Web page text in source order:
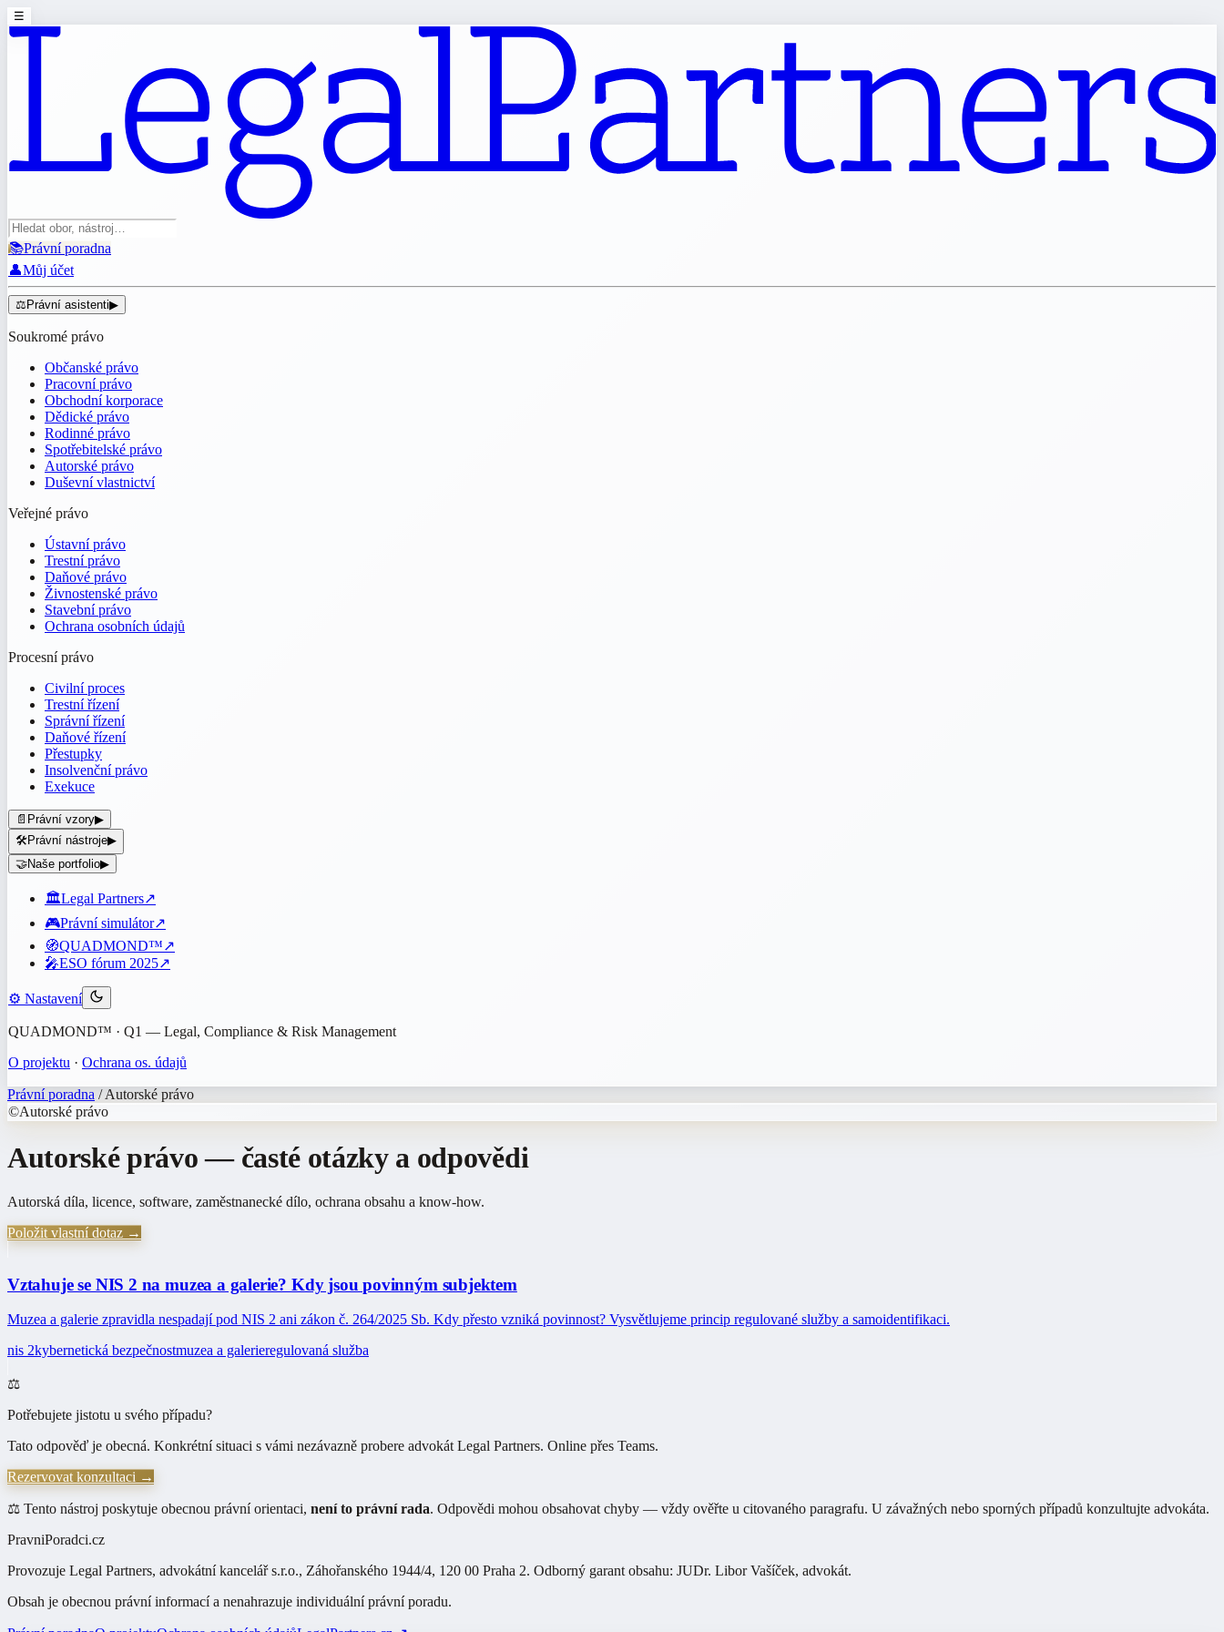
☰
📚Právní poradna
👤Můj účet
⚖️ Právní asistenti▶
Soukromé právo
Občanské právo
Pracovní právo
Obchodní korporace
Dědické právo
Rodinné právo
Spotřebitelské právo
Autorské právo
Duševní vlastnictví
Veřejné právo
Ústavní právo
Trestní právo
Daňové právo
Živnostenské právo
Stavební právo
Ochrana osobních údajů
Procesní právo
Civilní proces
Trestní řízení
Správní řízení
Daňové řízení
Přestupky
Insolvenční právo
Exekuce
📄 Právní vzory▶
🛠️Právní nástroje▶
🤝Naše portfolio▶
🏛️Legal Partners↗
🎮Právní simulátor↗
🧭QUADMOND™↗
🎤ESO fórum 2025↗
⚙️ Nastavení
QUADMOND™ · Q1 — Legal, Compliance & Risk Management
O projektu · Ochrana os. údajů
Právní poradna /Autorské právo
©️Autorské právo
Autorské právo— časté otázky a odpovědi
Autorská díla, licence, software, zaměstnanecké dílo, ochrana obsahu a know-how.
Položit vlastní dotaz →
Vztahuje se NIS 2 na muzea a galerie? Kdy jsou povinným subjektem
Muzea a galerie zpravidla nespadají pod NIS 2 ani zákon č. 264/2025 Sb. Kdy přesto vzniká povinnost? Vysvětlujeme princip regulované služby a samoidentifikaci.
nis 2kybernetická bezpečnostmuzea a galerieregulovaná služba
⚖️
Potřebujete jistotu u svého případu?
Tato odpověď je obecná. Konkrétní situaci s vámi nezávazně probere advokát Legal Partners. Online přes Teams.
Rezervovat konzultaci →
⚖️ Tento nástroj poskytuje obecnou právní orientaci, není to právní rada. Odpovědi mohou obsahovat chyby — vždy ověřte u citovaného paragrafu. U závažných nebo sporných případů konzultujte advokáta.
PravniPoradci.cz
Provozuje Legal Partners, advokátní kancelář s.r.o., Záhořanského 1944/4, 120 00 Praha 2. Odborný garant obsahu: JUDr. Libor Vašíček, advokát.
Obsah je obecnou právní informací a nenahrazuje individuální právní poradu.